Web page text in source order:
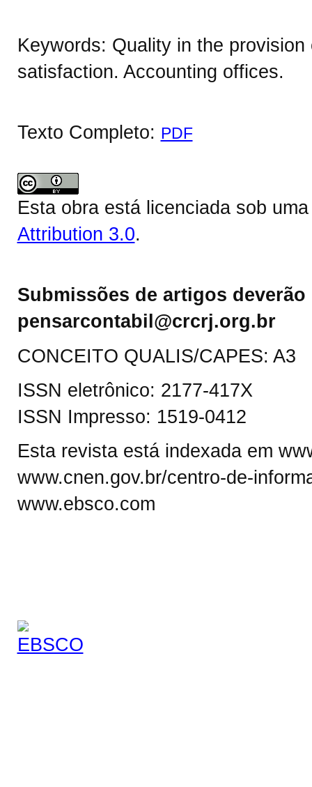
Keywords: Quality in the
satisfaction. Accounting offices.
Texto Completo: PDF
Esta obra está licenciada sob
Attribution 3.0.
Submissões de artigos
pensarcontabil@crcrj.org.br
CONCEITO QUALIS/CAPES: A3
ISSN eletrônico: 2177-417X
ISSN Impresso: 1519-0412
Esta revista está indexada em
www.cnen.gov.br/centro-de-
www.ebsco.com